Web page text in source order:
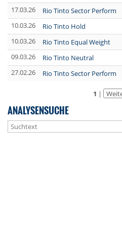
17.03.26
Rio Tinto Sector Perform
10.03.26
Rio Tinto Hold
10.03.26
Rio Tinto Equal Weight
09.03.26
Rio Tinto Neutral
27.02.26
Rio Tinto Sector Perform
1 |
ANALYSENSUCHE